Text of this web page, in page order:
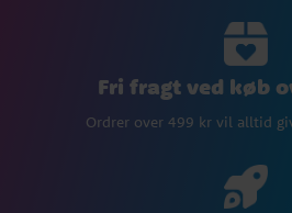
Fri fragt ved køb
Ordrer over 499 kr vil alltid